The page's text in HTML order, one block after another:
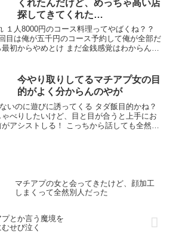
くれたんだけど、めっちゃ高い店
探してきてくれた…
１人8000円のコース料理ってやばくね？？
目は俺が五千円のコース予約して俺が全部だ
初からやめとけ まだ金銭感覚はわからんな
今やり取りしてるマチアプ女の目
的がよく分からんのやが
いのに遊びに誘ってくる タダ飯目的かね？
べりしたいけど、目と目が合うと上手にお
アシストしる！ こっちから話しても全然話
マチアプの女と会ってきたけど、顔加工
しまくって全然別人だった
プとか言う魔境を
せび泣く